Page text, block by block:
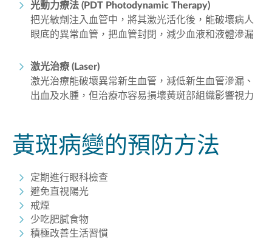
光動力療法 (PDT Photodynamic Therapy)
把光敏劑注入血管中，將其激光活化後，能破壞病人
眼底的異常血管，把血管封閉，減少血液和液體滲漏
激光治療 (Laser)
激光治療能破壞異常新生血管，減低新生血管滲漏、
出血及水腫，但治療亦容易損壞黃斑部組織影響視力
黃斑病變的預防方法
定期進行眼科檢查
避免直視陽光
戒煙
少吃肥膩食物
積極改善生活習慣